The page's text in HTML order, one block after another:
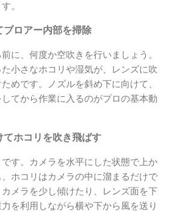
。
ロアー内部を掃除
に、何度か空吹きを行いましょう。
小さなホコリや湿気が、レンズに吹
めです。ノズルを斜め下に向けて、
てから作業に入るのがプロの基本動
ホコリを吹き飛ばす
す。カメラを水平にした状態で上か
ホコリはカメラの中に溜まるだけで
メラを少し傾けたり、レンズ面を下
を利用しながら横や下から風を送り